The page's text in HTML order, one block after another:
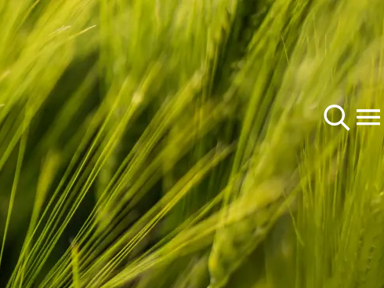
Mieži
Auzas
Hibrīdie ziemas rudzi
Kvieši
Zirņi
Kukurūza
Par mums
Uzņēmums
Karjera